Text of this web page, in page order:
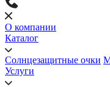
О компании
Каталог
Солнцезащитные очки
Услуги